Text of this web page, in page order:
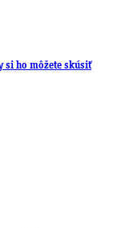
si ho môžete skúsiť